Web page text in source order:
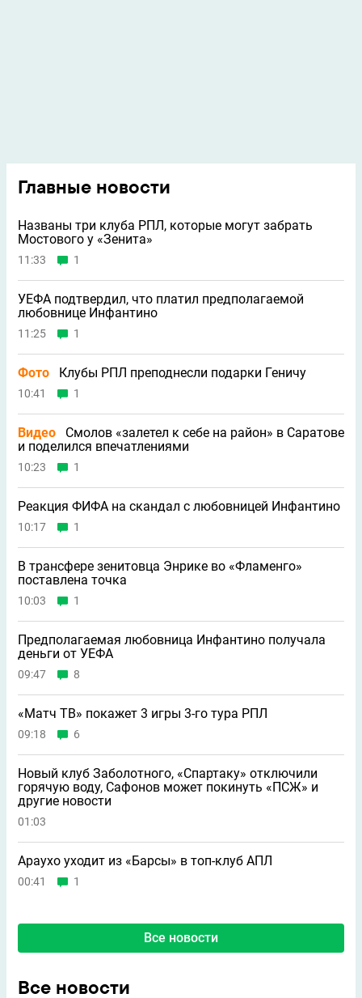
Главные новости
Названы три клуба РПЛ, которые могут забрать
Мостового у «Зенита»
11:33 1
УЕФА подтвердил, что платил предполагаемой
любовнице Инфантино
11:25 1
Фото Клубы РПЛ преподнесли подарки Геничу
10:41 1
Видео
Смолов «залетел к себе на район» в Саратове
и поделился впечатлениями
10:23 1
Реакция ФИФА на скандал с любовницей Инфантино
10:17 1
В трансфере зенитовца Энрике во «Фламенго»
поставлена точка
10:03 1
Предполагаемая любовница Инфантино получала
деньги от УЕФА
09:47 8
«Матч ТВ» покажет 3 игры 3-го тура РПЛ
09:18 6
Новый клуб Заболотного, «Спартаку» отключили
горячую воду, Сафонов может покинуть «ПСЖ» и
другие новости
01:03
Араухо уходит из «Барсы» в топ-клуб АПЛ
00:41 1
Все новости
Все новости